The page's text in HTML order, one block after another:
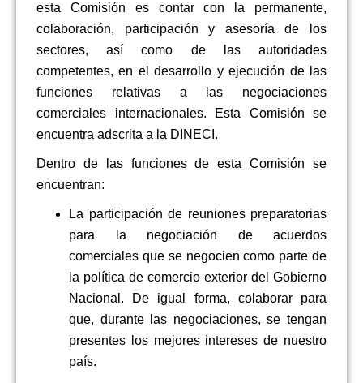
esta Comisión es contar con la permanente,
colaboración, participación y asesoría de los
sectores, así como de las autoridades
competentes, en el desarrollo y ejecución de las
funciones relativas a las negociaciones
comerciales internacionales. Esta Comisión se
encuentra adscrita a la DINECI.
Dentro de las funciones de esta Comisión se
encuentran:
La participación de reuniones preparatorias
para la negociación de acuerdos
comerciales que se negocien como parte de
la política de comercio exterior del Gobierno
Nacional. De igual forma, colaborar para
que, durante las negociaciones, se tengan
presentes los mejores intereses de nuestro
país.